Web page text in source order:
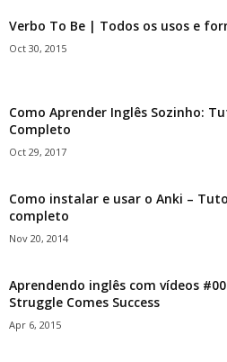
Verbo To Be | Todos os usos e
Oct 30, 2015
Como Aprender Inglês Sozinho:
Completo
Oct 29, 2017
Como instalar e usar o Anki –
completo
Nov 20, 2014
Aprendendo inglês com vídeos
Struggle Comes Success
Apr 6, 2015